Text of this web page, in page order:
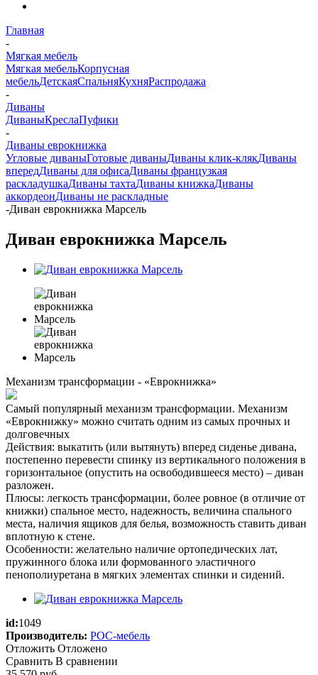
Главная
-
Мягкая мебель
Мягкая мебельКорпусная
мебельДетскаяСпальняКухняРаспродажа
-
Диваны
ДиваныКреслаПуфики
-
Диваны еврокнижка
Угловые диваныГотовые диваныДиваны клик-клякДиваны
впередДиваны для офисаДиваны французкая
раскладушкаДиваны тахтаДиваны книжкаДиваны
аккордеонДиваны не раскладные
-Диван еврокнижка Марсель
Диван еврокнижка Марсель
Механизм трансформации - «Еврокнижка»
Самый популярный механизм трансформации. Механизм
«Еврокнижку» можно считать одним из самых прочных и
долговечных
Действия: выкатить (или вытянуть) вперед сиденье дивана,
постепенно перевести спинку из вертикального положения в
горизонтальное (опустить на освободившееся место) – диван
разложен.
Плюсы: легкость трансформации, более ровное (в отличие от
книжки) спальное место, надежность, величина спального
места, наличия ящиков для белья, возможность ставить диван
вплотную к стене.
Особенности: желательно наличие ортопедических лат,
пружинного блока или формованного эластичного
пенополиуретана в мягких элементах спинки и сидений.
id:1049
Производитель: РОС-мебель
Отложить Отложено
Сравнить В сравнении